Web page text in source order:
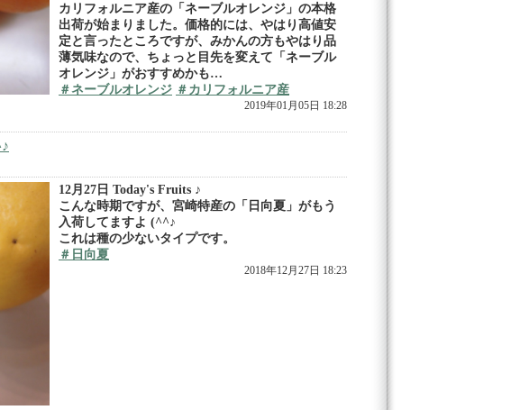
カリフォルニア産の「ネーブルオレンジ」の本格
出荷が始まりました。価格的には、やはり高値安
定と言ったところですが、みかんの方もやはり品
薄気味なので、ちょっと目先を変えて「ネーブル
オレンジ」がおすすめかも…
＃ネーブルオレンジ ＃カリフォルニア産
2019年01月05日 18:28
12月27日 Today's Fruits ♪
こんな時期ですが、宮崎特産の「日向夏」がもう
入荷してますよ (^^♪
これは種の少ないタイプです。
＃日向夏
2018年12月27日 18:23